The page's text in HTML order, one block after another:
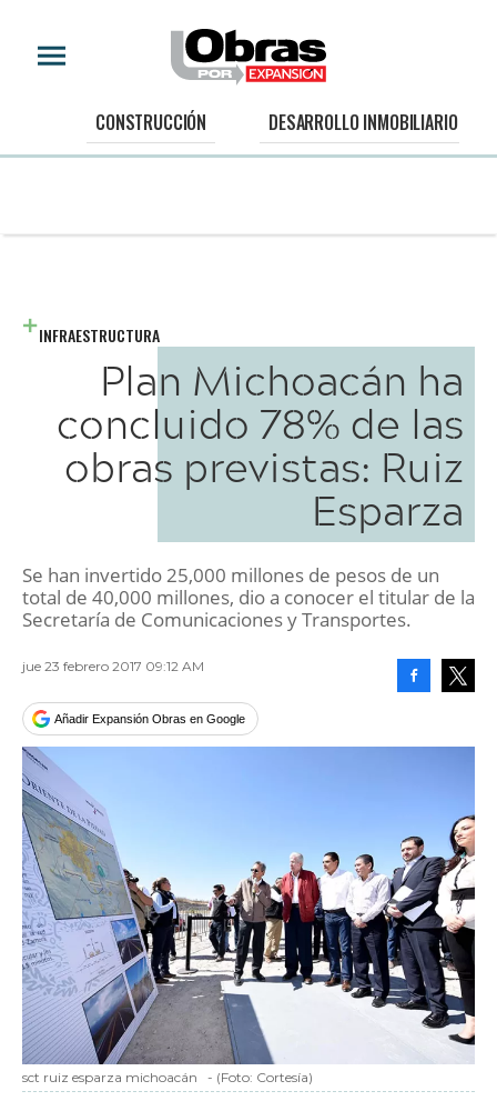
CONSTRUCCIÓN DESARROLLO INMOBILIARIO
INFRAESTRUCTURA
Plan Michoacán ha
concluido 78% de las
obras previstas: Ruiz
Esparza
Se han invertido 25,000 millones de pesos de un
total de 40,000 millones, dio a conocer el titular de la
Secretaría de Comunicaciones y Transportes.
jue 23 febrero 2017 09:12 AM
Añadir Expansión Obras en Google
sct ruiz esparza michoacán - (Foto: Cortesía)